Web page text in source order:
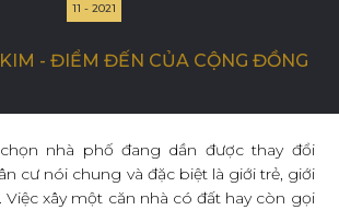
N TỨ
ỘI NGHỀ NGHIỆP
LIÊN HỆ
11 - 2021
- ĐIỂM ĐẾN CỦA CỘNG ĐỒNG
nhà phố đang dần được thay đổi
cư nói chung và đặc biệt là giới trẻ, giới
xây một căn nhà có đất hay còn gọi